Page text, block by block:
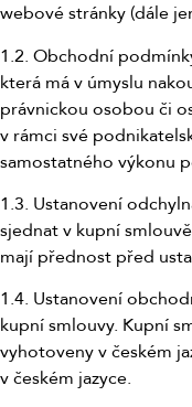
webové stránky (dále
1.2. Obchodní
která má v úmyslu
právnickou osobou či
v rámci své
samostatného výkonu
1.3. Ustanovení
sjednat v kupní
mají přednost před
1.4. Ustanovení
kupní smlouvy. Kupní
vyhotoveny v českém
v českém jazyce.